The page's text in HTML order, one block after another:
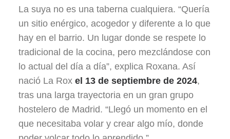
La suya no es una taberna cualquiera. “Quería
un sitio enérgico, acogedor y diferente a lo que
hay en el barrio. Un lugar donde se respete lo
tradicional de la cocina, pero mezclándose con
lo actual del día a día”, explica Roxana. Así
nació La Rox el 13 de septiembre de 2024,
tras una larga trayectoria en un gran grupo
hostelero de Madrid. “Llegó un momento en el
que necesitaba volar y crear algo mío, donde